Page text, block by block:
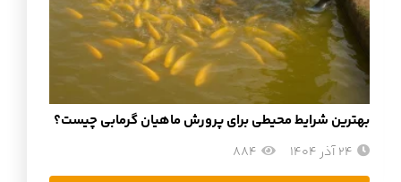
بهترین شرایط محیطی برای پرورش ماهیان گرمابی چیست؟
24 آذر 1404 884